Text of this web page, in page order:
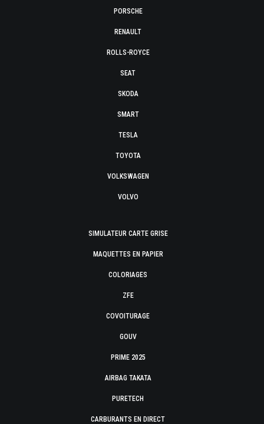
PORSCHE
RENAULT
ROLLS-ROYCE
SEAT
SKODA
SMART
TESLA
TOYOTA
VOLKSWAGEN
VOLVO
SIMULATEUR CARTE GRISE
MAQUETTES EN PAPIER
COLORIAGES
ZFE
COVOITURAGE
GOUV
PRIME 2025
AIRBAG TAKATA
PURETECH
CARBURANTS EN DIRECT